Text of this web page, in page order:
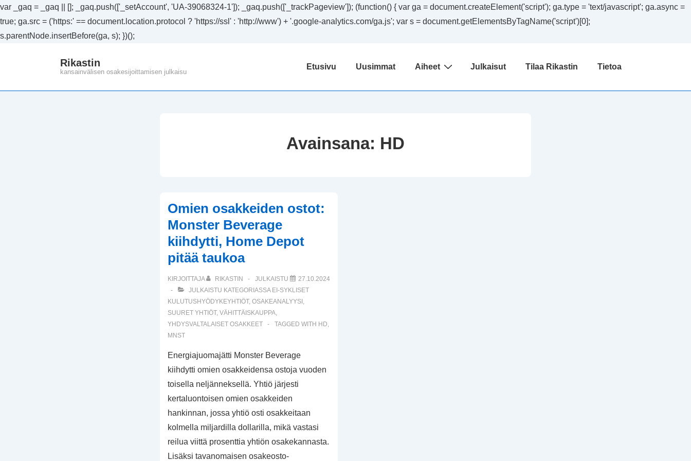
var _gaq = _gaq || []; _gaq.push(['_setAccount', 'UA-39068324-1']); _gaq.push(['_trackPageview']); (function() { var ga = document.createElement('script'); ga.type = 'text/javascript'; ga.async =
true; ga.src = ('https:' == document.location.protocol ? 'https://ssl' : 'http://www') + '.google-analytics.com/ga.js'; var s = document.getElementsByTagName('script')[0];
s.parentNode.insertBefore(ga, s); })();
Rikastin
kansainvälisen osakesijoittamisen julkaisu
Päänavigaatio
Etusivu Uusimmat Aiheet Julkaisut Tilaa Rikastin Tietoa
Avainsana: HD
Omien osakkeiden ostot:
Monster Beverage
kiihdytti, Home Depot
pitää taukoa
KIRJOITTAJA RIKASTIN JULKAISTU
27.10.2024
JULKAISTU KATEGORIASSA EI-SYKLISET
KULUTUSHYÖDYKEYHTIÖT, OSAKEANALYYSI ,
SUURET YHTIÖT, VÄHITTÄISKAUPPA,
YHDYSVALTALAISET OSAKKEET
TAGGED WITH HD,
MNST
Energiajuomajätti Monster Beverage
kiihdytti omien osakkeidensa ostoja vuoden
toisella neljänneksellä. Yhtiö järjesti
kertaluontoisen omien osakkeiden
hankinnan, jossa yhtiö osti osakkeitaan
kolmella miljardilla dollarilla, mikä vastasi
reilua viittä prosenttia yhtiön osakekannasta.
Lisäksi tavanomaisen osakeosto-